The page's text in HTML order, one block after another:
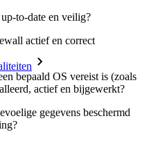
to-date en veilig?
actief en correct
bepaald OS vereist is (zoals
actief en bijgewerkt?
gegevens beschermd